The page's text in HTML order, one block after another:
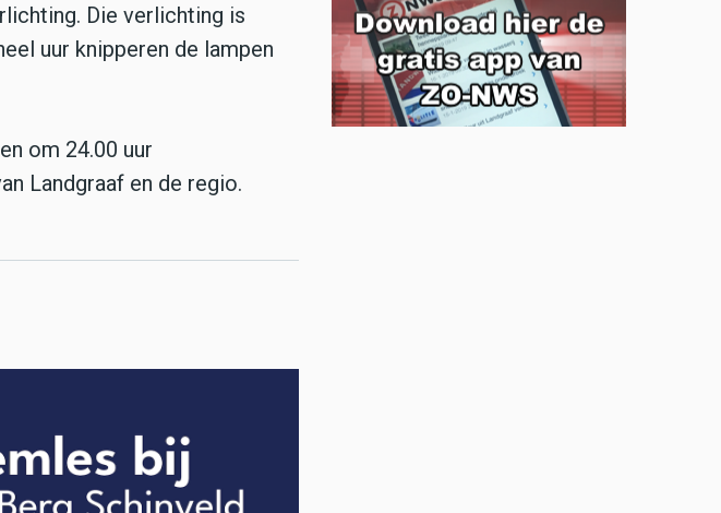
Die verlichting is
uur knipperen de lampen
om 24.00 uur
Landgraaf en de regio.